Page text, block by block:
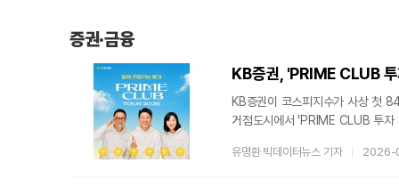
증권·금융
KB증권이 코스피지수가 사상 첫
거점도시에서 'PRIME CLUB 투자
늘어나는 효과를 거두고 있다는
유명환 빅데이터뉴스 기자 2026-